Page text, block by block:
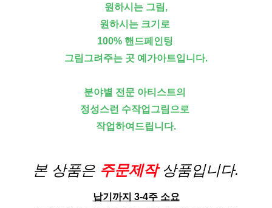
원하시는 그림,
원하시는 크기로
100% 핸드페인팅
그림그려주는 곳 예가아트입니다.
분야별 전문 아티스트의
정성스런 수작업그림으로
작업하여드립니다.
본 상품은 주문제작 상품입니다.
납기까지 3-4주 소요